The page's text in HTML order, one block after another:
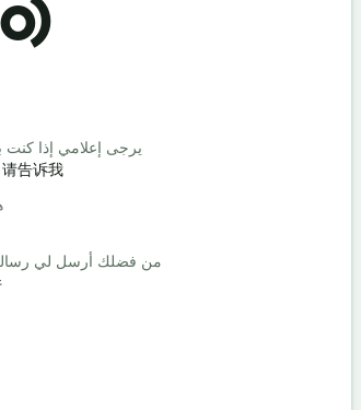
يرجى إعلامي إذا
告诉我
من فضلك أرسل لي رسالة